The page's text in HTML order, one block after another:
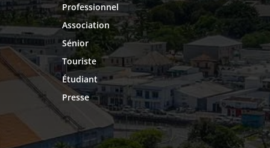
Professionnel
Association
Sénior
Touriste
Étudiant
Presse